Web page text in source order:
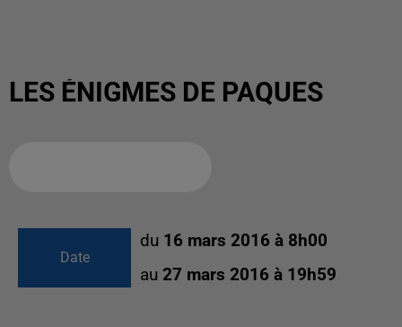
LES ÉNIGMES DE PAQUES
Date
du 16 mars 2016 à 8h00
au 27 mars 2016 à 19h59